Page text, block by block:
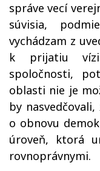
správe vecí
súvisia,
vychádzam z
k prijatiu
spoločnosti,
oblasti nie je
by
o obnovu
úroveň, ktorá
rovnoprávnymi.